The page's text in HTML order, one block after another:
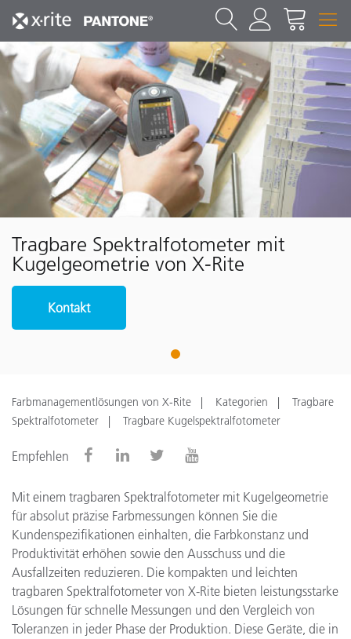
Tragbare Spektralfotometer mit
Kugelgeometrie von X-Rite
Kontakt
1
Farbmanagementlösungen von X-Rite Kategorien
Tragbare
Spektralfotometer
Tragbare Kugelspektralfotometer
Empfehlen
Mit einem tragbaren Spektralfotometer mit Kugelgeometrie
für absolut präzise Farbmessungen können Sie die
Kundenspezifikationen einhalten, die Farbkonstanz und
Produktivität erhöhen sowie den Ausschuss und die
Ausfallzeiten reduzieren. Die kompakten und leichten
tragbaren Spektralfotometer von X-Rite bieten leistungsstarke
Lösungen für schnelle Messungen und den Vergleich von
Toleranzen in jeder Phase der Produktion. Diese Geräte, die in